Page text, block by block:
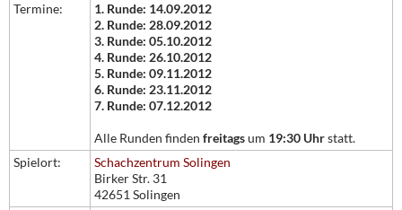
Termine:
1. Runde: 14.09.2012
2. Runde: 28.09.2012
3. Runde: 05.10.2012
4. Runde: 26.10.2012
5. Runde: 09.11.2012
6. Runde: 23.11.2012
7. Runde: 07.12.2012
Alle Runden finden freitagsum 19:30 Uhrstatt.
Spielort:
Schachzentrum Solingen
Birker Str. 31
42651 Solingen